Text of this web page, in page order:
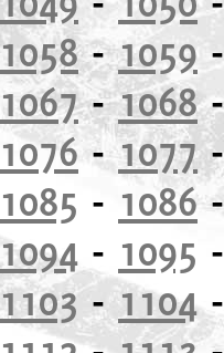
1058-1059
1067-1068
1076-1077
1085 - 1086
1094 - 1095
1103- 1104